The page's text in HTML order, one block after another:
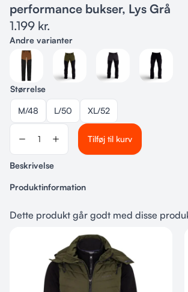
performance bukser, Lys Grå
1.199 kr.
Andre varianter
Størrelse
M/48 L/50 XL/52
Tilføj til kurv
Beskrivelse
Produktinformation
Ingen
Til hundeføreren
M/48, L/50, XL/52, XXL/54
Dette produkt går godt med disse